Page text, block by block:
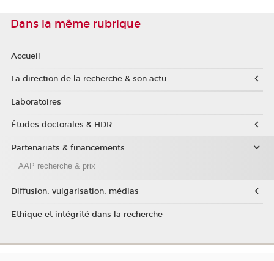
Dans la même rubrique
Accueil
La direction de la recherche & son actu
Laboratoires
Études doctorales & HDR
Partenariats & financements
AAP recherche & prix
Diffusion, vulgarisation, médias
Ethique et intégrité dans la recherche